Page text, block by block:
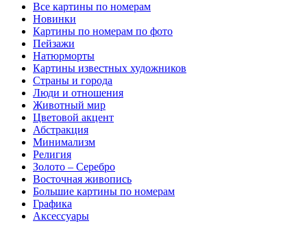
Все картины по номерам
Новинки
Картины по номерам по фото
Пейзажи
Натюрморты
Картины известных художников
Страны и города
Люди и отношения
Животный мир
Цветовой акцент
Абстракция
Минимализм
Религия
Золото – Серебро
Восточная живопись
Большие картины по номерам
Графика
Аксессуары